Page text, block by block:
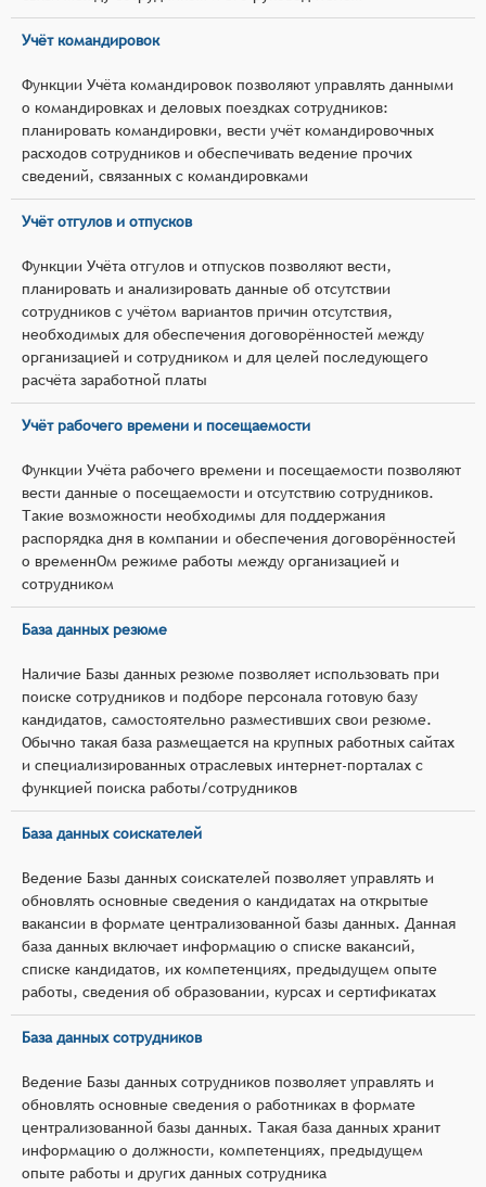
Учёт командировок
Функции Учёта командировок позволяют управлять данными
о командировках и деловых поездках сотрудников:
планировать командировки, вести учёт командировочных
расходов сотрудников и обеспечивать ведение прочих
сведений, связанных с командировками
Учёт отгулов и отпусков
Функции Учёта отгулов и отпусков позволяют вести,
планировать и анализировать данные об отсутствии
сотрудников с учётом вариантов причин отсутствия,
необходимых для обеспечения договорённостей между
организацией и сотрудником и для целей последующего
расчёта заработной платы
Учёт рабочего времени и посещаемости
Функции Учёта рабочего времени и посещаемости позволяют
вести данные о посещаемости и отсутствию сотрудников.
Такие возможности необходимы для поддержания
распорядка дня в компании и обеспечения договорённостей
о временнОм режиме работы между организацией и
сотрудником
База данных резюме
Наличие Базы данных резюме позволяет использовать при
поиске сотрудников и подборе персонала готовую базу
кандидатов, самостоятельно разместивших свои резюме.
Обычно такая база размещается на крупных работных сайтах
и специализированных отраслевых интернет-порталах с
функцией поиска работы/сотрудников
База данных соискателей
Ведение Базы данных соискателей позволяет управлять и
обновлять основные сведения о кандидатах на открытые
вакансии в формате централизованной базы данных. Данная
база данных включает информацию о списке вакансий,
списке кандидатов, их компетенциях, предыдущем опыте
работы, сведения об образовании, курсах и сертификатах
База данных сотрудников
Ведение Базы данных сотрудников позволяет управлять и
обновлять основные сведения о работниках в формате
централизованной базы данных. Такая база данных хранит
информацию о должности, компетенциях, предыдущем
опыте работы и других данных сотрудника